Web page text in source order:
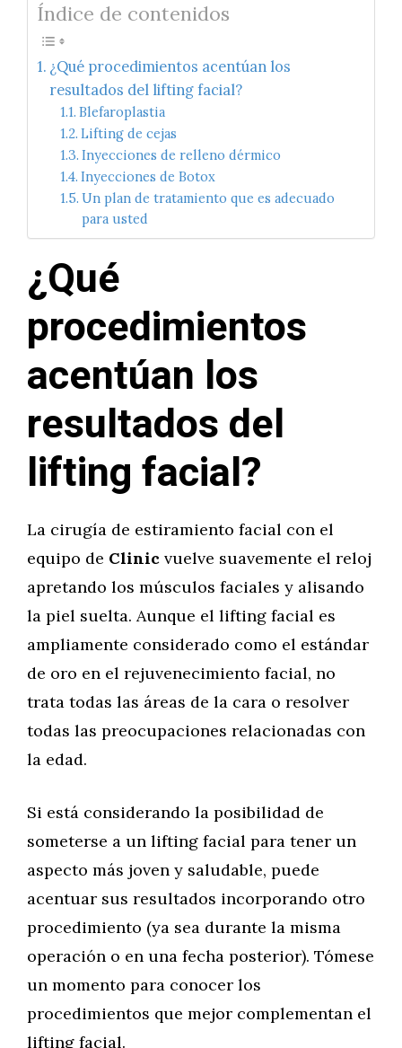
Índice de contenidos
¿Qué procedimientos acentúan los
resultados del lifting facial?
Blefaroplastia
Lifting de cejas
Inyecciones de relleno dérmico
Inyecciones de Botox
Un plan de tratamiento que es adecuado
para usted
¿Qué
procedimientos
acentúan los
resultados del
lifting facial?
La cirugía de estiramiento facial con el
equipo de Clinic vuelve suavemente el reloj
apretando los músculos faciales y alisando
la piel suelta. Aunque el lifting facial es
ampliamente considerado como el estándar
de oro en el rejuvenecimiento facial, no
trata todas las áreas de la cara o resolver
todas las preocupaciones relacionadas con
la edad.
Si está considerando la posibilidad de
someterse a un lifting facial para tener un
aspecto más joven y saludable, puede
acentuar sus resultados incorporando otro
procedimiento (ya sea durante la misma
operación o en una fecha posterior). Tómese
un momento para conocer los
procedimientos que mejor complementan el
lifting facial.